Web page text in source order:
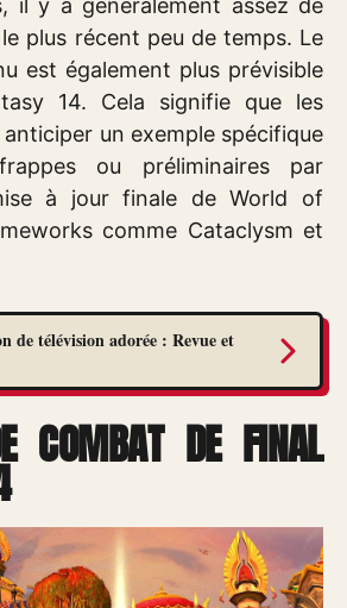
plus récent peu de temps. Le
est également plus prévisible
14. Cela signifie que les
un exemple spécifique
ou préliminaires par
à jour finale de World of
comme Cataclysm et
de télévision adorée : Revue et
COMBAT DE FINAL